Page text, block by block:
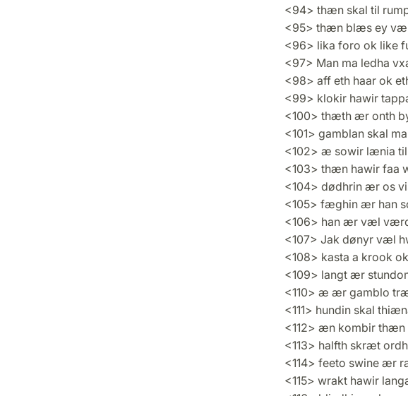
<94> thæn skal til
<95> thæn blæs ey væl
<96> lika foro ok like
<97> Man ma ledha
<98> aff eth haar ok
<99> klokir hawir
<100> thæth ær onth
<101> gamblan skal
<102> æ sowir lænia til
<103> thæn hawir faa
<104> dødhrin ær os
<105> fæghin ær han
<106> han ær væl
<107> Jak dønyr væl
<108> kasta a krook
<109> langt ær
<110> æ ær gamblo
<111> hundin skal
<112> æn kombir
<113> halfth skræt
<114> feeto swine ær
<115> wrakt hawir